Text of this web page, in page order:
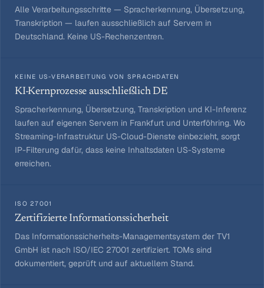
Alle Verarbeitungsschritte — Sprach­erkennung, Übersetzung,
Transkription — laufen ausschließlich auf Servern in
Deutschland. Keine US-Rechenzentren.
KEINE US-VERARBEITUNG VON SPRACHDATEN
KI-Kernprozesse ausschließlich DE
Spracherkennung, Übersetzung, Transkription und KI-Inferenz
laufen auf eigenen Servern in Frankfurt und Unterföhring. Wo
Streaming-Infrastruktur US-Cloud-Dienste einbezieht, sorgt
IP-Filterung dafür, dass keine Inhaltsdaten US-Systeme
erreichen.
ISO 27001
Zertifizierte Informationssicherheit
Das Informationssicherheits-Managementsystem der TV1
GmbH ist nach ISO/IEC 27001 zertifiziert. TOMs sind
dokumentiert, geprüft und auf aktuellem Stand.